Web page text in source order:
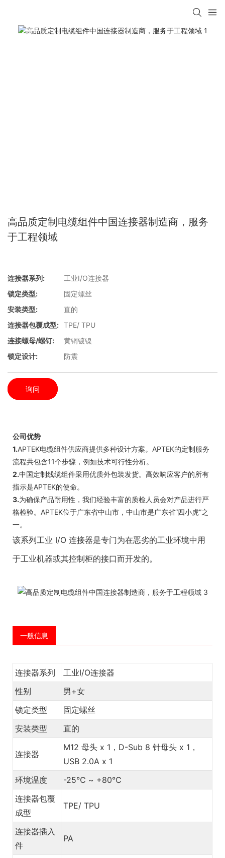
高品质定制电缆组件中国连接器制造商，服务
于工程领域
连接器系列:
工业I/O连接器
锁定类型:
固定螺丝
安装类型:
直的
连接器包覆成型: TPE/ TPU
连接螺母/螺钉:
黄铜镀镍
锁定设计:
防震
询问
公司优势
1.APTEK电缆组件供应商提供多种设计方案。APTEK的定制服务
流程共包含11个步骤，例如技术可行性分析。
2.中国定制线缆组件采用优质外包装发货。高效响应客户的所有
指示是APTEK的使命。
3.为确保产品耐用性，我们经验丰富的质检人员会对产品进行严
格检验。APTEK位于广东省中山市，中山市是广东省“四小虎”之
一。
该系列工业 I/O 连接器是专门为在恶劣的工业环境中用
于工业机器或其控制柜的接口而开发的。
一般信息
连接器系列
工业I/O连接器
性别
男+女
锁定类型
固定螺丝
安装类型
直的
连接器
M12 母头 x 1，D-Sub 8 针母头 x 1，
USB 2.0A x 1
环境温度
-25℃ ~ +80℃
连接器包覆
成型
TPE/ TPU
连接器插入
件
PA